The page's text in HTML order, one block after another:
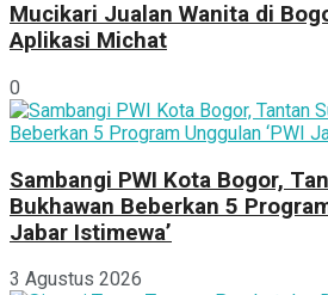
Mucikari Jualan Wanita di
Aplikasi Michat
0
Sambangi PWI Kota Bogor,
Bukhawan Beberkan 5
Jabar Istimewa’
3 Agustus 2026